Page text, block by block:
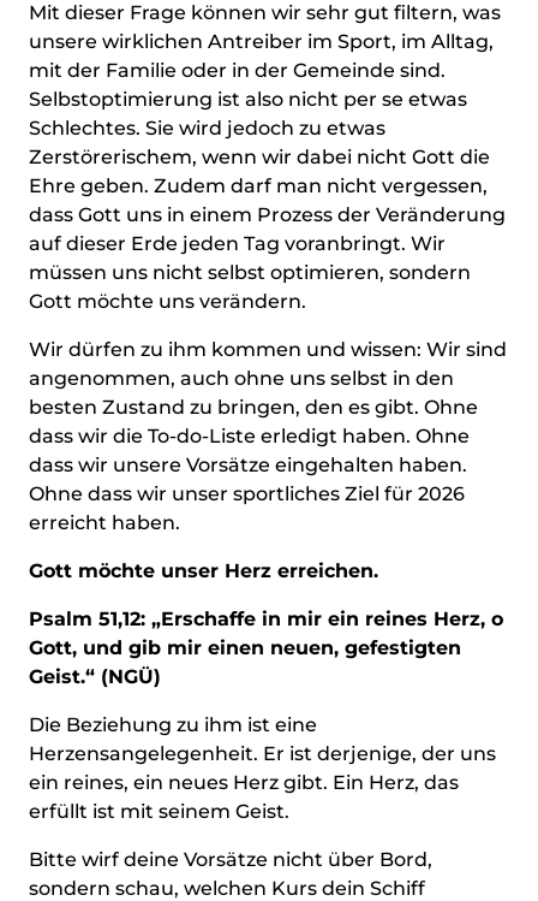
Mit dieser Frage können wir sehr gut filtern, was
unsere wirklichen Antreiber im Sport, im Alltag,
mit der Familie oder in der Gemeinde sind.
Selbstoptimierung ist also nicht per se etwas
Schlechtes. Sie wird jedoch zu etwas
Zerstörerischem, wenn wir dabei nicht Gott die
Ehre geben. Zudem darf man nicht vergessen,
dass Gott uns in einem Prozess der Veränderung
auf dieser Erde jeden Tag voranbringt. Wir
müssen uns nicht selbst optimieren, sondern
Gott möchte uns verändern.
Wir dürfen zu ihm kommen und wissen: Wir sind
angenommen, auch ohne uns selbst in den
besten Zustand zu bringen, den es gibt. Ohne
dass wir die To-do-Liste erledigt haben. Ohne
dass wir unsere Vorsätze eingehalten haben.
Ohne dass wir unser sportliches Ziel für 2026
erreicht haben.
Gott möchte unser Herz erreichen.
Psalm 51,12: „Erschaffe in mir ein reines Herz, o
Gott, und gib mir einen neuen, gefestigten
Geist.“ (NGÜ)
Die Beziehung zu ihm ist eine
Herzensangelegenheit. Er ist derjenige, der uns
ein reines, ein neues Herz gibt. Ein Herz, das
erfüllt ist mit seinem Geist.
Bitte wirf deine Vorsätze nicht über Bord,
sondern schau, welchen Kurs dein Schiff